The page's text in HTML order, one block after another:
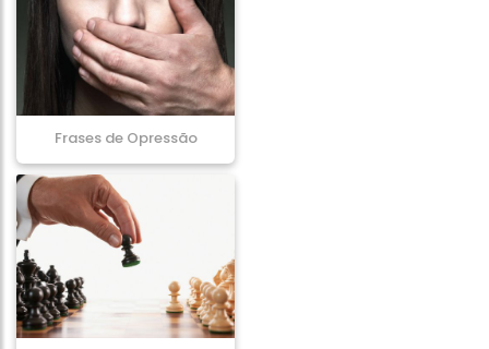
Frases de Opressão